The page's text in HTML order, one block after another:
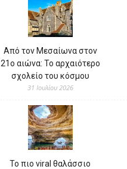
Από τον Μεσαίωνα στον
21ο αιώνα: Το αρχαιότερο
σχολείο του κόσμου
31 Ιουλίου 2026
Το πιο viral θαλάσσιο